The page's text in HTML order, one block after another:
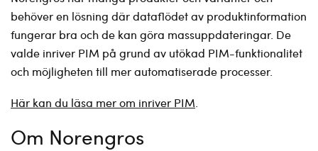
behöver en lösning där dataflödet av produktinformation
fungerar bra och de kan göra massuppdateringar. De
valde inriver PIM på grund av utökad PIM-funktionalitet
och möjligheten till mer automatiserade processer.
Här kan du läsa mer om inriver PIM
Om Norengros